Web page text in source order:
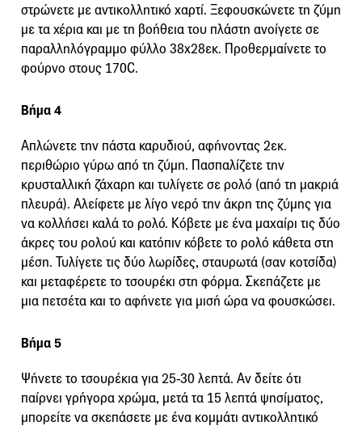
στρώνετε με αντικολλητικό χαρτί. Ξεφουσκώνετε τη ζύμη
με τα χέρια και με τη βοήθεια του πλάστη ανοίγετε σε
παραλληλόγραμμο φύλλο 38x28εκ. Προθερμαίνετε το
φούρνο στους 170C.
Βήμα 4
Απλώνετε την πάστα καρυδιού, αφήνοντας 2εκ.
περιθώριο γύρω από τη ζύμη. Πασπαλίζετε την
κρυσταλλική ζάχαρη και τυλίγετε σε ρολό (από τη μακριά
πλευρά). Αλείφετε με λίγο νερό την άκρη της ζύμης για
να κολλήσει καλά το ρολό. Κόβετε με ένα μαχαίρι τις δύο
άκρες του ρολού και κατόπιν κόβετε το ρολό κάθετα στη
μέση. Τυλίγετε τις δύο λωρίδες, σταυρωτά (σαν κοτσίδα)
και μεταφέρετε το τσουρέκι στη φόρμα. Σκεπάζετε με
μια πετσέτα και το αφήνετε για μισή ώρα να φουσκώσει.
Βήμα 5
Ψήνετε το τσουρέκια για 25-30 λεπτά. Αν δείτε ότι
παίρνει γρήγορα χρώμα, μετά τα 15 λεπτά ψησίματος,
μπορείτε να σκεπάσετε με ένα κομμάτι αντικολλητικό